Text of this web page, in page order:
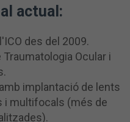
actual:
des del 2009.
Ocular i
implantació de lents
i multifocals (més de